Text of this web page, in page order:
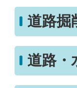
道路掘
道路・